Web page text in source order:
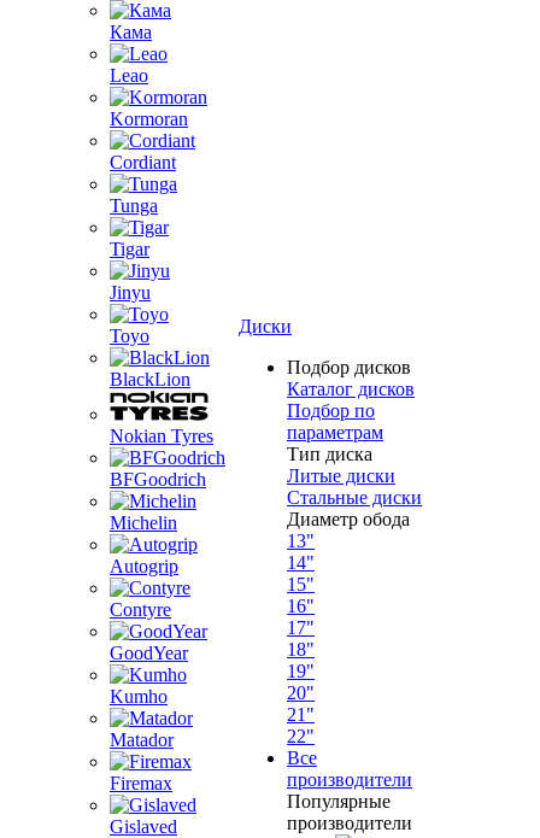
Кама
Leao
Kormoran
Cordiant
Tunga
Tigar
Jinyu
Toyo
BlackLion
Nokian Tyres
BFGoodrich
Michelin
Autogrip
Contyre
GoodYear
Kumho
Matador
Firemax
Gislaved
Диски
Подбор дисков
Каталог дисков
Подбор по
параметрам
Тип диска
Литые диски
Стальные диски
Диаметр обода
13"
14"
15"
16"
17"
18"
19"
20"
21"
22"
Все
производители
Популярные
производители